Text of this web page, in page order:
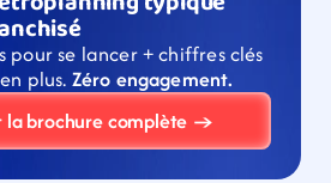
pour se lancer + chiffres clés
plus. Zéro engagement.
la brochure complète →